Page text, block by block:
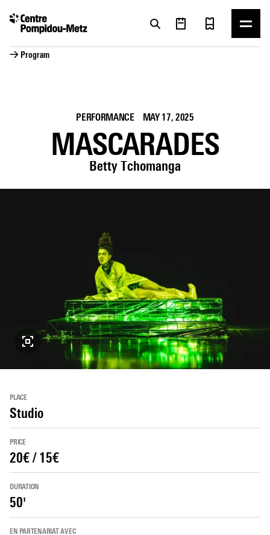
→ Program
PERFORMANCE MAY 17, 2025
MASCARADES
Betty Tchomanga
PLACE
Studio
PRICE
20€ / 15€
DURATION
50'
EN PARTENARIAT AVEC